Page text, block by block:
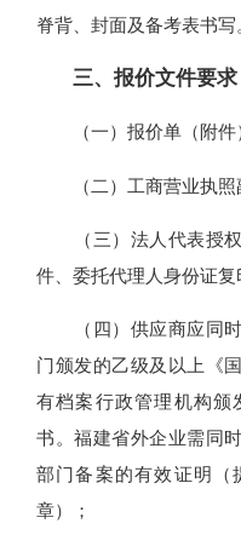
脊背、封面及备考表书写
三、报价文件要求
（一）报价单（附件
（二）工商营业执照
（三）法人代表授权
件、委托代理人身份证复
（四）供应商应同时
门颁发的乙级及以上《
有档案行政管理机构颁
书。福建省外企业需同
部门备案的有效证明（
章）；